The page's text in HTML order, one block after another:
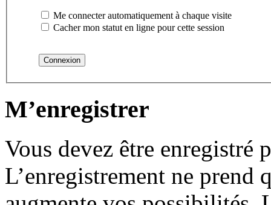
Me connecter automatiquement à chaque visite
Cacher mon statut en ligne pour cette session
M’enregistrer
Vous devez être enregistré
L’enregistrement ne prend